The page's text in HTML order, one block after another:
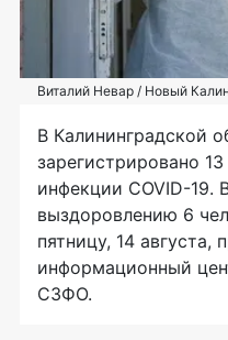
Виталий Невар / Новый
В Калининградской
зарегистрировано
инфекции COVID-19.
выздоровлению 6
пятницу, 14 августа,
информационный
СЗФО.